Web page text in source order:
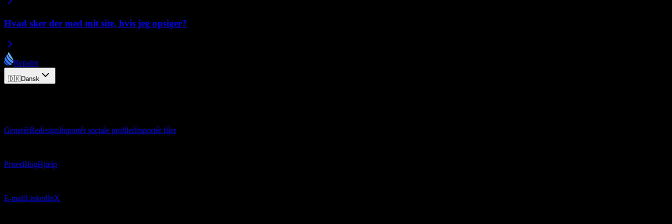
Hvad sker der med mit site, hvis jeg opsiger?
Repaint
🇩🇰Dansk
GenerérRedesignImportér sociale profilerImportér filer
PriserBlogHjælp
E-mailLinkedInX